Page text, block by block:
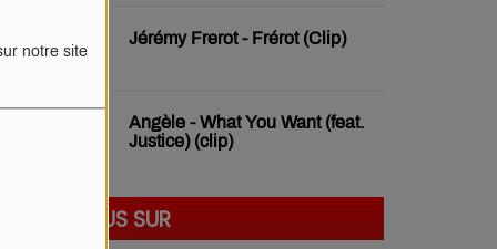
notre site
Jérémy Frerot - Frérot (Clip)
Angèle - What You Want (feat.
Justice) (clip)
SUIVEZ-NOUS SUR